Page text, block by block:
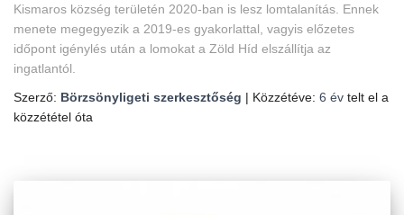
Kismaros község területén 2020-ban is lesz lomtalanítás. Ennek
menete megegyezik a 2019-es gyakorlattal, vagyis előzetes
időpont igénylés után a lomokat a Zöld Híd elszállítja az
ingatlantól.
Szerző: Börzsönyligeti szerkesztőség | Közzétéve: 6 év telt el a
közzététel óta